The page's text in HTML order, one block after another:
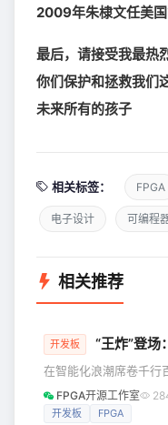
2009年朱棣文任美
最后，请接受我最热
你们保护和拯救我们
未来所有的孩子
相关标签： FPGA
电子设计 可编程
相关推荐
开发板 “王炸”登场：
在智能化浪潮席卷千行
性能、高灵活度且自主
计算平台已成为产业升
FPGA开源工作室
开发板 FPGA